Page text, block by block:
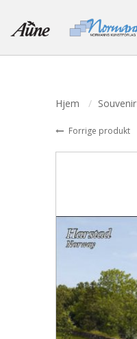
Hjem Souvenir
Forrige produkt